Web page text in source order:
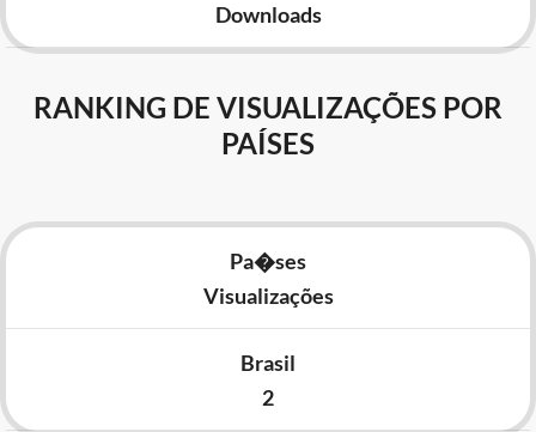
Downloads
RANKING DE VISUALIZAÇÕES POR
PAÍSES
Pa�ses
Visualizações
Brasil
2